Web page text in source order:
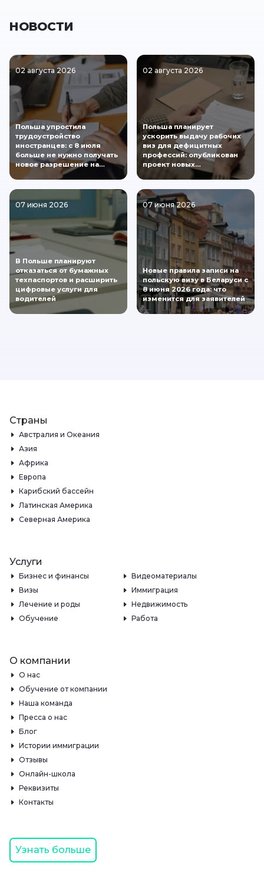
НОВОСТИ
02 августа 2026
Польша упростила
трудоустройство
иностранцев: с 8 июля
больше не нужно получать
новое разрешение на…
02 августа 2026
Польша планирует
ускорить выдачу рабочих
виз для дефицитных
профессий: опубликован
проект новых…
07 июня 2026
В Польше планируют
отказаться от бумажных
техпаспортов и расширить
цифровые услуги для
водителей
07 июня 2026
Новые правила записи на
польскую визу в Беларуси с
8 июня 2026 года: что
изменится для заявителей
Страны
Австралия и Океания
Азия
Африка
Европа
Карибский бассейн
Латинская Америка
Северная Америка
Услуги
Бизнес и финансы
Видеоматериалы
Визы
Иммиграция
Лечение и роды
Недвижимость
Обучение
Работа
О компании
О нас
Обучение от компании
Наша команда
Пресса о нас
Блог
Истории иммиграции
Отзывы
Онлайн-школа
Реквизиты
Контакты
Узнать больше